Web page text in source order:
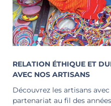
RELATION ÉTHIQUE ET
AVEC NOS ARTISANS
Découvrez les artisans
partenariat au fil des